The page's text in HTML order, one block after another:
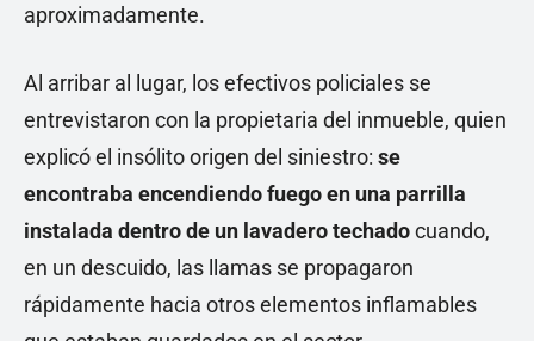
aproximadamente.
Al arribar al lugar, los efectivos policiales se
entrevistaron con la propietaria del inmueble, quien
explicó el insólito origen del siniestro: se
encontraba encendiendo fuego en una parrilla
instalada dentro de un lavadero techadocuando,
en un descuido, las llamas se propagaron
rápidamente hacia otros elementos inflamables